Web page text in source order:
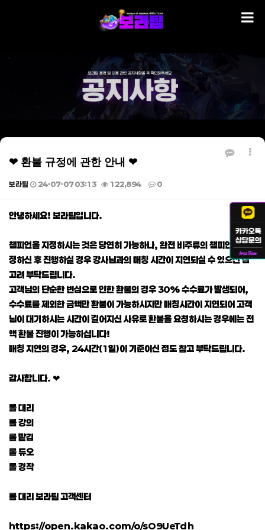
❤ 환불 규정에 관한 안내 ❤
보라팀 24-07-07 03:13 122,894 0
본문
안녕하세요! 보라팀입니다.
챔피언을 지정하시는 것은 당연히 가능하나, 완전 비주류의 챔피언을 지
정하신 후 진행하실 경우 강사님과의 매칭 시간이 지연되실 수 있으신 점
고려 부탁드립니다.
고객님의 단순한 변심으로 인한 환불의 경우 30% 수수료가 발생되어,
수수료를 제외한 금액만 환불이 가능하시지만 매칭시간이 지연되어 고객
님이 대기하시는 시간이 길어지신 사유로 환불을 요청하시는 경우에는 전
액 환불 진행이 가능하십니다!
매칭 지연의 경우, 24시간(1일)이 기준이신 점도 참고 부탁드립니다.
감사합니다. ❤
롤 대리
롤 강의
롤 맡김
롤 듀오
롤 경작
롤 대리 보라팀 고객센터
https://open.kakao.com/o/sO9UeTdh